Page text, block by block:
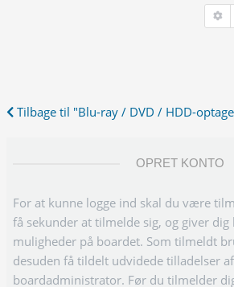
Tilbage til "Blu-ray / DVD / HDD-
OPRET KONTO
For at kunne logge ind skal du være
få sekunder at tilmelde sig, og giver dig
muligheder på boardet. Som tilmeldt
desuden få tildelt udvidede tilladelser
boardadministrator. Før du tilmelder